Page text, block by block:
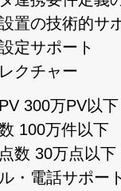
置の技術的サ
定サポート
クチャー
300万PV以下
100万件以下
数 30万点以下
・電話サポー